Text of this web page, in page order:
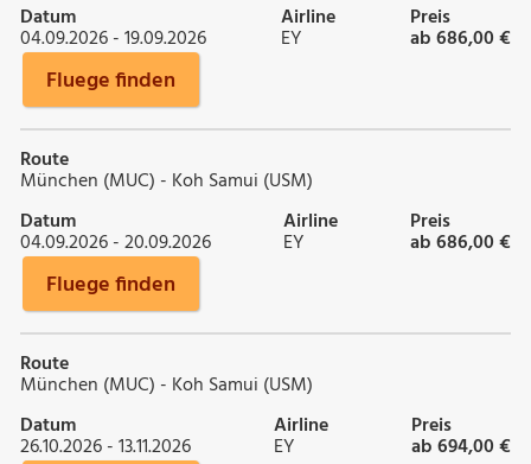
Datum
04.09.2026 - 19.09.2026
Airline
EY
Preis
ab 686,00 €
Fluege finden
Route
München (MUC) - Koh Samui (USM)
Datum
04.09.2026 - 20.09.2026
Airline
EY
Preis
ab 686,00 €
Fluege finden
Route
München (MUC) - Koh Samui (USM)
Datum
26.10.2026 - 13.11.2026
Airline
EY
Preis
ab 694,00 €